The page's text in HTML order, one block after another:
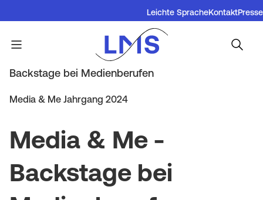
L
i
n
k
a
M
Leichte SpracheKontaktPresse
r
g
e
r
m
P
f
d
n
a
Angebote | Projekte
Backstage bei Medienberufen
Media & Me Jahrgang 2024
Media & Me -
Backstage bei